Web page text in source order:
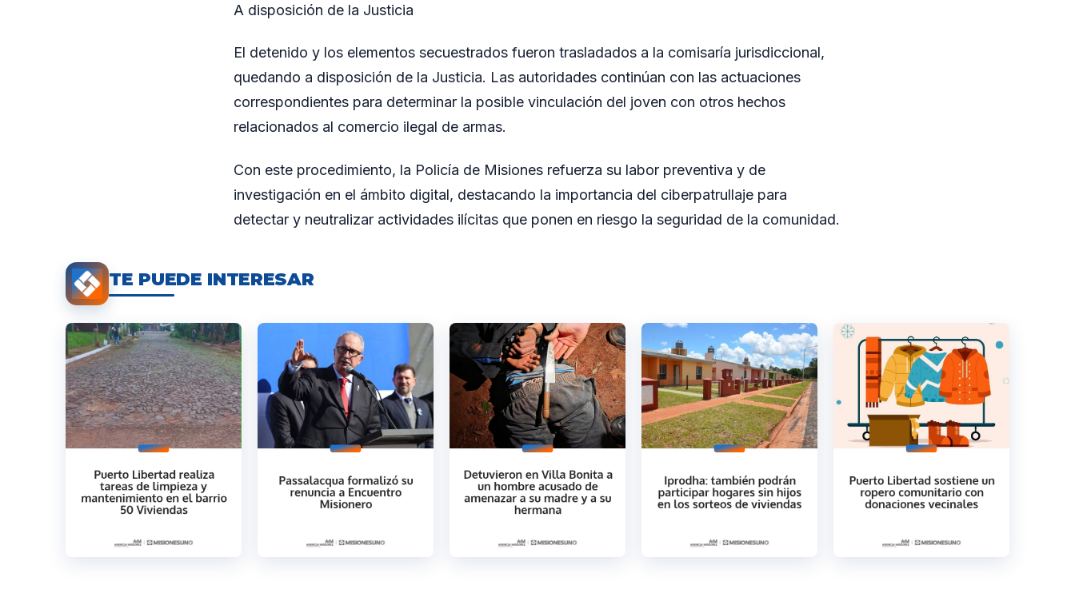
A disposición de la Justicia
El detenido y los elementos secuestrados fueron trasladados a la comisaría jurisdiccional,
quedando a disposición de la Justicia. Las autoridades continúan con las actuaciones
correspondientes para determinar la posible vinculación del joven con otros hechos
relacionados al comercio ilegal de armas.
Con este procedimiento, la Policía de Misiones refuerza su labor preventiva y de
investigación en el ámbito digital, destacando la importancia del ciberpatrullaje para
detectar y neutralizar actividades ilícitas que ponen en riesgo la seguridad de la comunidad.
TE PUEDE INTERESAR